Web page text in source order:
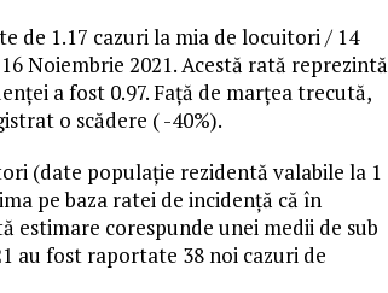
de 1.17 cazuri la mia de locuitori / 14
Noiembrie 2021. Acestă rată reprezintă
a fost 0.97. Față de marțea trecută,
o scădere ( -40%).
(date populație rezidentă valabile la 1
pe baza ratei de incidență că în
estimare corespunde unei medii de sub
au fost raportate 38 noi cazuri de